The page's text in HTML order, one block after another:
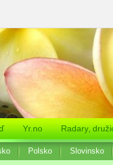
Yr.no Radary‚
Polsko Slovinsko